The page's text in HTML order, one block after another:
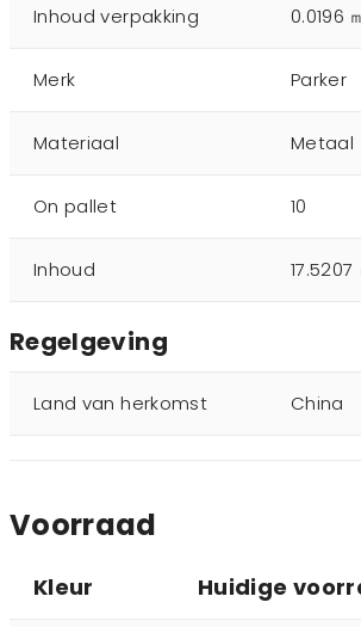
Inhoud verpakking 0.0196
Merk Parker
Materiaal Metaal
On pallet 10
Inhoud 17.5207
Regelgeving
Land van herkomst China
Voorraad
Kleur Huidige